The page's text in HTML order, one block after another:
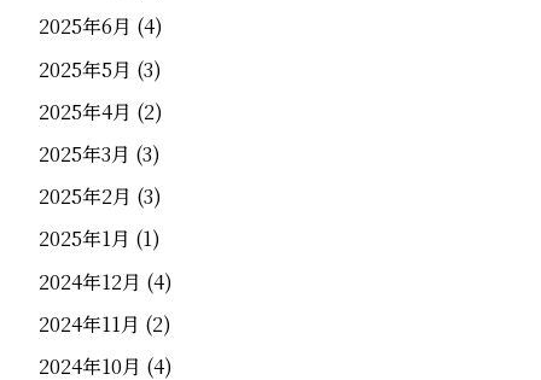
2025年6月 (4)
2025年5月 (3)
2025年4月 (2)
2025年3月 (3)
2025年2月 (3)
2025年1月 (1)
2024年12月 (4)
2024年11月 (2)
2024年10月 (4)